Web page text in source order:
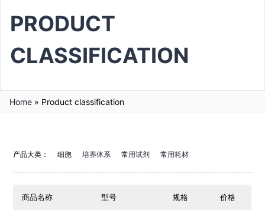
PRODUCT
CLASSIFICATION
Home » Product classification
产品大类： 细胞 培养体系 常用试剂 常用耗材
商品名称 型号 规格 价格